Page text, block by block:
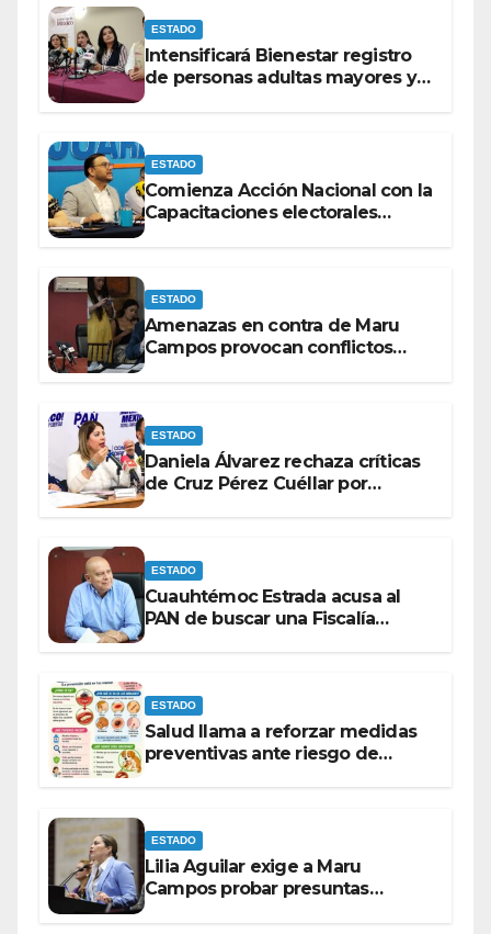
ESTADO
Intensificará Bienestar registro
de personas adultas mayores y
ESTADO
Comienza Acción Nacional con la
Capacitaciones electorales
ESTADO
Amenazas en contra de Maru
Campos provocan conflictos
ESTADO
Daniela Álvarez rechaza críticas
de Cruz Pérez Cuéllar por
ESTADO
Cuauhtémoc Estrada acusa al
PAN de buscar una Fiscalía
ESTADO
Salud llama a reforzar medidas
preventivas ante riesgo de
ESTADO
Lilia Aguilar exige a Maru
Campos probar presuntas